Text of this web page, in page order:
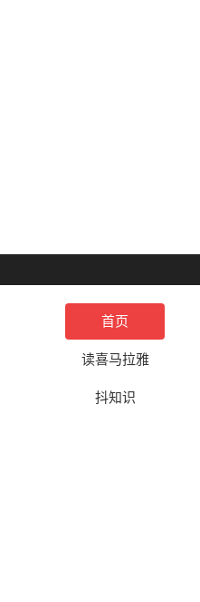
首页
读喜马拉雅
抖知识